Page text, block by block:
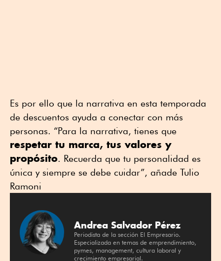
Es por ello que la narrativa en esta temporada
de descuentos ayuda a conectar con más
personas. “Para la narrativa, tienes que
respetar tu marca, tus valores y
propósito. Recuerda que tu personalidad es
única y siempre se debe cuidar”, añade Tulio
Ramoni
Andrea Salvador Pérez
Periodista de la sección El Empresario.
Especializada en temas de emprendimiento,
pymes, management, cultura laboral y
crecimiento empresarial.